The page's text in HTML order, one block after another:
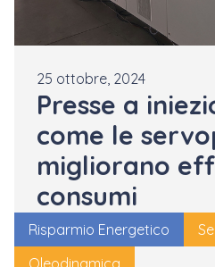
25 ottobre, 2024
Presse a
come le
migliorano
consumi
Risparmio Energetico